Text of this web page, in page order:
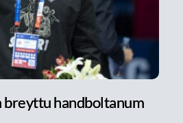
breyttu handboltanum